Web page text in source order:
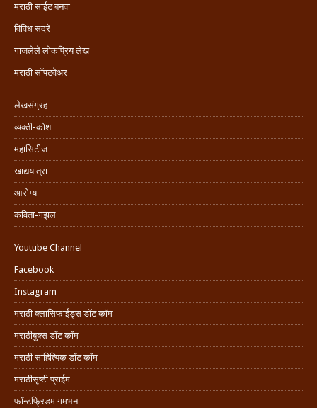
मराठी साईट बनवा
विविध सदरे
गाजलेले लोकप्रिय लेख
मराठी सॉफ्टवेअर
लेखसंग्रह
व्यक्ती-कोश
महासिटीज
खाद्ययात्रा
आरोग्य
कविता-गझल
Youtube Channel
Facebook
Instagram
मराठी क्लासिफाईड्स डॉट कॉम
मराठीबुक्स डॉट कॉम
मराठी साहित्यिक डॉट कॉम
मराठीसृष्टी प्राईम
फॉन्टफ्रिडम गमभन